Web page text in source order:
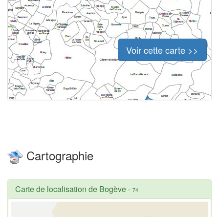
Voir cette carte >>
Cartographie
Carte de localisation de Bogève- 74